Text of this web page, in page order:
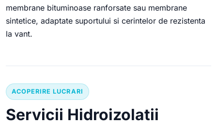
membrane bituminoase ranforsate sau membrane
sintetice, adaptate suportului si cerintelor de rezistenta
la vant.
ACOPERIRE LUCRARI
Servicii Hidroizolatii